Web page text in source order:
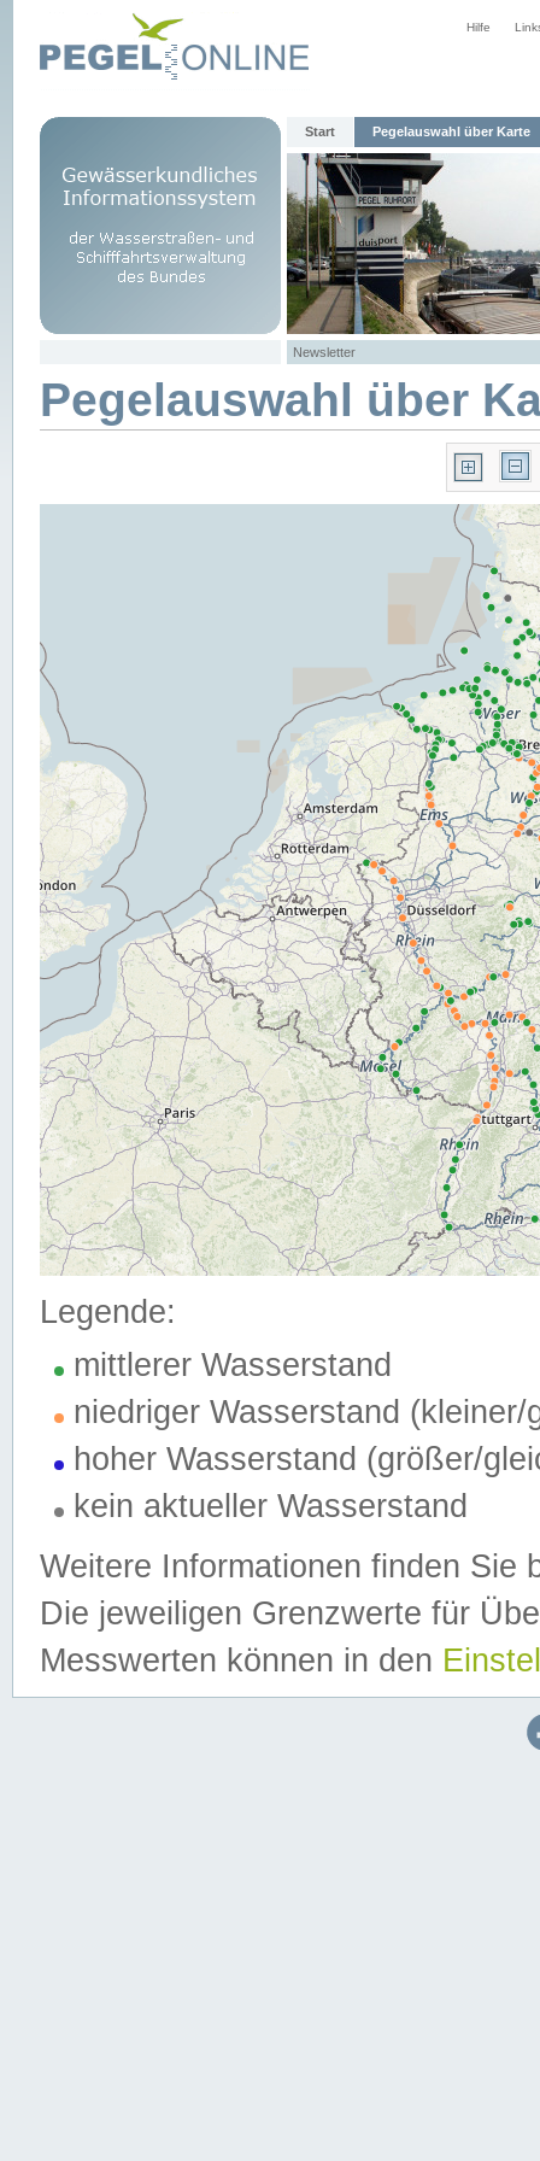
Hilfe
Start Pegelauswahl über Karte
Newsletter
Pegelauswahl über
Legende:
mittlerer Wasserstand
niedriger Wasserstand (kleiner/
hoher Wasserstand (größer/
kein aktueller Wasserstand
Weitere Informationen finden Sie
Die jeweiligen Grenzwerte für
Messwerten können in den